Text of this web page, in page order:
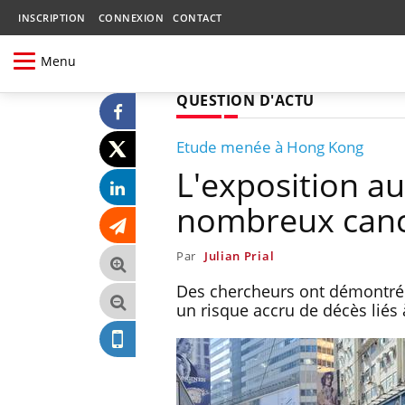
INSCRIPTION CONNEXION CONTACT
Menu
QUESTION D'ACTU
Etude menée à Hong Kong
L'exposition
nombreux
Par Julian Prial
Des chercheurs ont
un risque accru de décès liés